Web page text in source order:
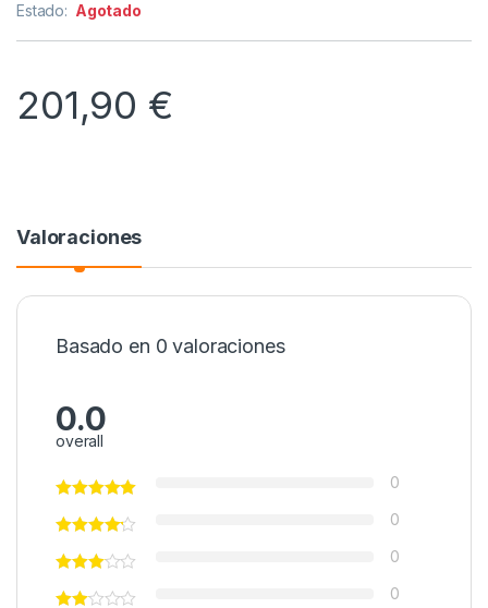
Estado: Agotado
201,90 €
Valoraciones
Basado en 0 valoraciones
0.0
overall
0
0
0
0